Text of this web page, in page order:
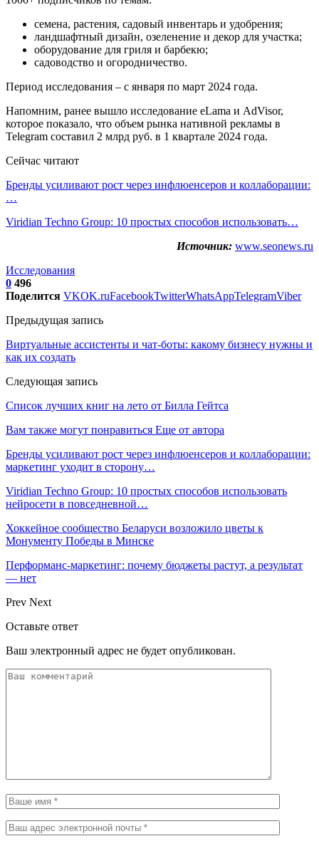
семена, растения, садовый инвентарь и удобрения;
ландшафтный дизайн, озеленение и декор для участка;
оборудование для гриля и барбекю;
садоводство и огородничество.
Период исследования – с января по март 2024 года.
Напомним, ранее вышло исследование eLama и AdVisor,
которое показало, что объем рынка нативной рекламы в
Telegram составил 2 млрд руб. в 1 квартале 2024 года.
Сейчас читают
Бренды усиливают рост через инфлюенсеров и коллаборации:
…
Viridian Techno Group: 10 простых способов использовать…
Источник: www.seonews.ru
Исследования
0 496
Поделится VKOK.ruFacebookTwitterWhatsAppTelegramViber
Предыдущая запись
Виртуальные ассистенты и чат-боты: какому бизнесу нужны и
как их создать
Следующая запись
Список лучших книг на лето от Билла Гейтса
Вам также могут понравиться Еще от автора
Бренды усиливают рост через инфлюенсеров и коллаборации:
маркетинг уходит в сторону…
Viridian Techno Group: 10 простых способов использовать
нейросети в повседневной…
Хоккейное сообщество Беларуси возложило цветы к
Монументу Победы в Минске
Перформанс-маркетинг: почему бюджеты растут, а результат
— нет
Prev Next
Оставьте ответ
Ваш электронный адрес не будет опубликован.